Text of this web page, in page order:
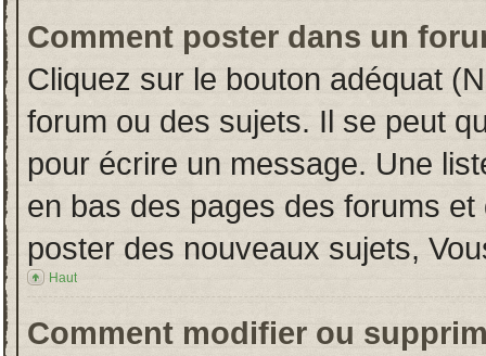
Comment poster dans un
Cliquez sur le bouton adéquat
forum ou des sujets. Il se peut
pour écrire un message. Une
en bas des pages des forums
poster des nouveaux sujets,
Haut
Comment modifier ou